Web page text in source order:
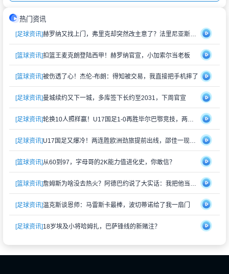
热门资讯
[足球资讯] 赫罗纳又找上门，弗里克却突然改主意了？法里尼亚斯不走了
[篮球资讯]扣篮王麦克朗登陆西甲！赫罗纳官宣，小加索尔当老板
[篮球资讯]被伤透了心！杰伦-布朗：得知被交易，我直接把手机摔了
[足球资讯]曼城续约又下一城，多库签下长约至2031，下周官宣
[足球资讯] 轮换10人照样赢！U17国足1-0再胜毕尔巴鄂竞技，两连胜提前晋级
[足球资讯] U17国足又爆冷！两连胜欧洲劲旅提前出线，邵佳一现场见证奇迹
[篮球资讯]从60到97，字母哥的2K能力值进化史，你敢信？
[篮球资讯]
[足球资讯]温克斯谈恩师：马雷斯卡最棒，波切蒂诺给了我一扇门
[足球资讯]18岁埃及小将哈姆扎，巴萨锋线的新赌注？